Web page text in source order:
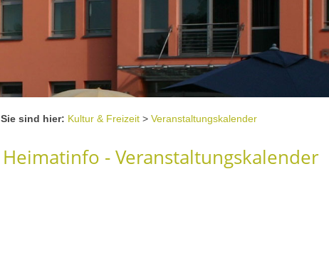
Sie sind hier: Kultur & Freizeit > Veranstaltungskalender
Heimatinfo - Veranstaltungskalender